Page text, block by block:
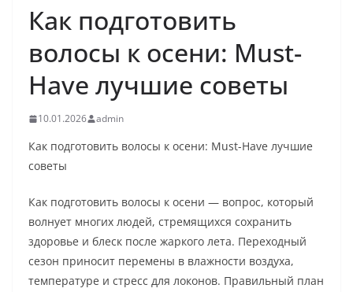
Как подготовить
волосы к осени: Must-
Have лучшие советы
10.01.2026 admin
Как подготовить волосы к осени: Must-Have лучшие
советы
Как подготовить волосы к осени — вопрос, который
волнует многих людей, стремящихся сохранить
здоровье и блеск после жаркого лета. Переходный
сезон приносит перемены в влажности воздуха,
температуре и стресс для локонов. Правильный план